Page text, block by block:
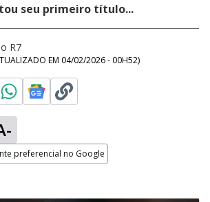
seu primeiro título...
R7
EM 04/02/2026 - 00H52)
preferencial no Google